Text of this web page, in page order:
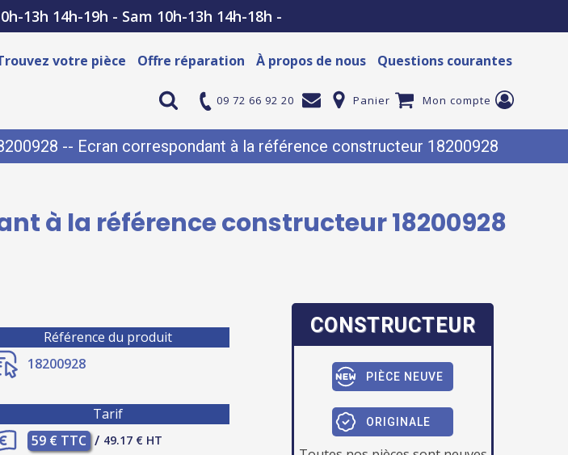
13h 14h-19h - Sam 10h-13h 14h-18h -
votre pièce Offre réparation À propos de nous Questions courantes
09 72 66 92 20 Panier Mon compte
-- Ecran correspondant à la référence constructeur 18200928
à la référence constructeur 18200928
Référence du produit
18200928
Tarif
59 € TTC / 49.17 € HT
CONSTRUCTEUR
PIÈCE NEUVE
ORIGINALE